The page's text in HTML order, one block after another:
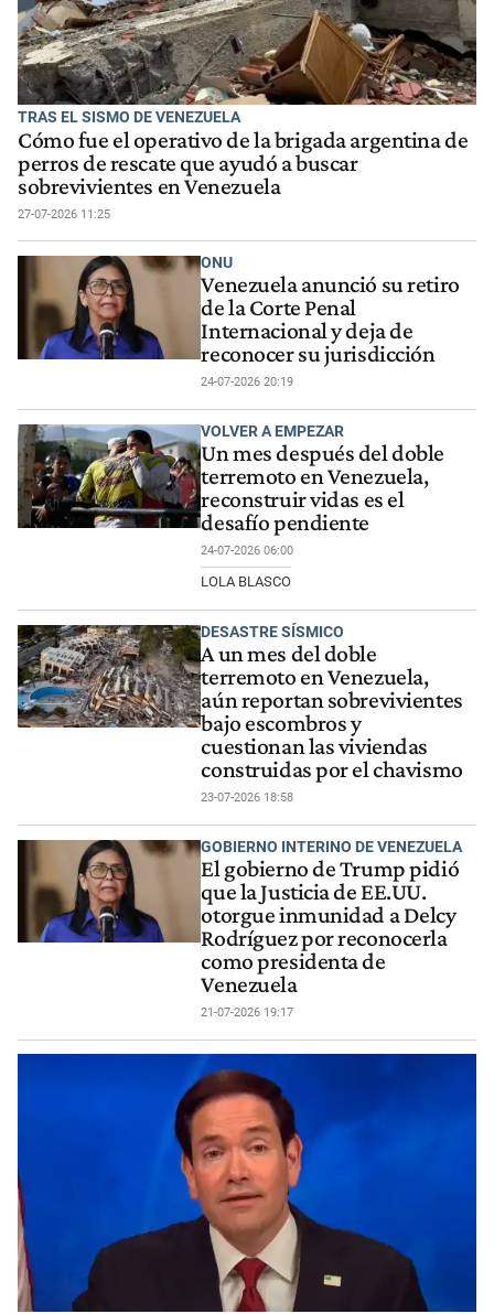
TRAS EL SISMO DE VENEZUELA
Cómo fue el operativo de la brigada argentina de
perros de rescate que ayudó a buscar
sobrevivientes en Venezuela
27-07-2026 11:25
ONU
Venezuela anunció su retiro
de la Corte Penal
Internacional y deja de
reconocer su jurisdicción
24-07-2026 20:19
VOLVER A EMPEZAR
Un mes después del doble
terremoto en Venezuela,
reconstruir vidas es el
desafío pendiente
24-07-2026 06:00
LOLA BLASCO
DESASTRE SÍSMICO
A un mes del doble
terremoto en Venezuela,
aún reportan sobrevivientes
bajo escombros y
cuestionan las viviendas
construidas por el chavismo
23-07-2026 18:58
GOBIERNO INTERINO DE VENEZUELA
El gobierno de Trump pidió
que la Justicia de EE.UU.
otorgue inmunidad a Delcy
Rodríguez por reconocerla
como presidenta de
Venezuela
21-07-2026 19:17